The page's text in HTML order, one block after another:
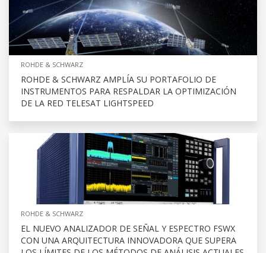
ROHDE & SCHWARZ
ROHDE & SCHWARZ AMPLÍA SU PORTAFOLIO DE
INSTRUMENTOS PARA RESPALDAR LA OPTIMIZACIÓN
DE LA RED TELESAT LIGHTSPEED
ROHDE & SCHWARZ
EL NUEVO ANALIZADOR DE SEÑAL Y ESPECTRO FSWX
CON UNA ARQUITECTURA INNOVADORA QUE SUPERA